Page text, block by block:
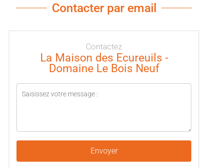
Contacter par email
Contactez
La Maison des Ecureuils -
Domaine Le Bois Neuf
Envoyer